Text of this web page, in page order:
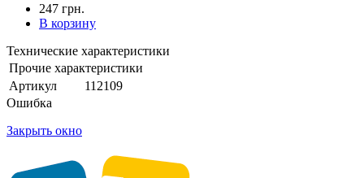
247 грн.
В корзину
Технические характеристики
Прочие характеристики
Артикул
112109
Ошибка
Закрыть окно